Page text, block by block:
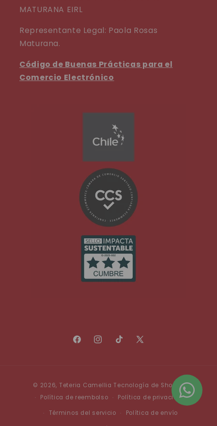
MATURANA EIRL
Representante Legal: Paola Rosas
Maturana.
Código de Buenas Prácticas para el
Comercio Electrónico
FacebookInstagramTikTokX
de
© 2026, Teteria Camellia Tecnología de Shopify
Política de reembolso
Política de privacidad
Términos del servicio
Política de envío